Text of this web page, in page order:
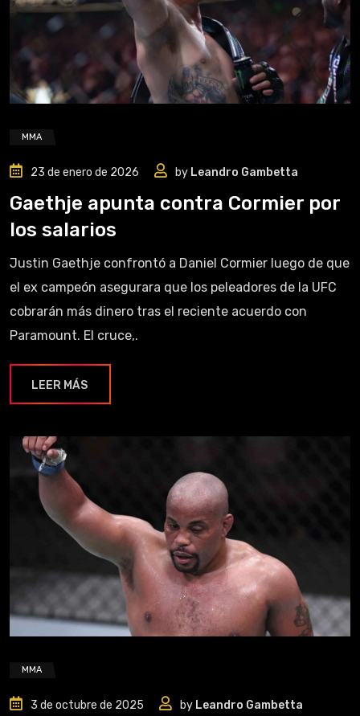
MMA
23 de enero de 2026 by Leandro Gambetta
Gaethje apunta contra Cormier por
los salarios
Justin Gaethje confrontó a Daniel Cormier luego de que
el ex campeón asegurara que los peleadores de la UFC
cobrarán más dinero tras el reciente acuerdo con
Paramount. El cruce,.
LEER MÁS
MMA
3 de octubre de 2025 by Leandro Gambetta